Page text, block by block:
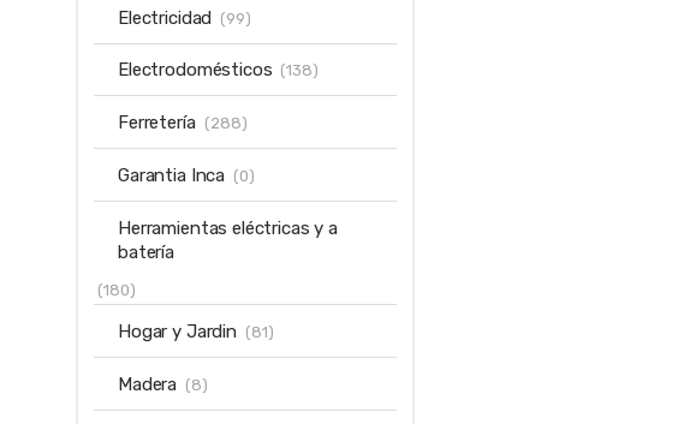
Electricidad (99)
Electrodomésticos (138)
Ferretería (288)
Garantia Inca (0)
Herramientas eléctricas y a
batería
(180)
Hogar y Jardin (81)
Madera (8)